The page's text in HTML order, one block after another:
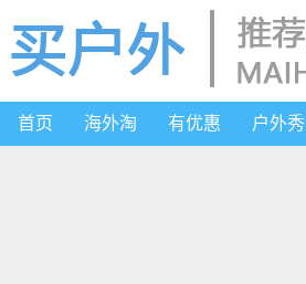
首页 海外淘 有优惠 户外秀